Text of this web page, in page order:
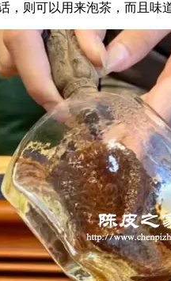
，则可以用来泡茶，而且味